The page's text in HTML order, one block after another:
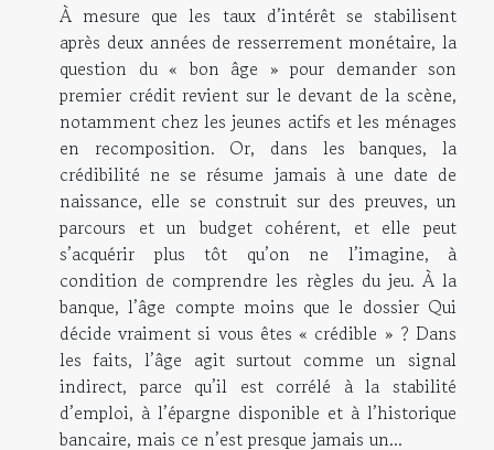
À mesure que les taux d’intérêt se stabilisent
après deux années de resserrement monétaire, la
question du « bon âge » pour demander son
premier crédit revient sur le devant de la scène,
notamment chez les jeunes actifs et les ménages
en recomposition. Or, dans les banques, la
crédibilité ne se résume jamais à une date de
naissance, elle se construit sur des preuves, un
parcours et un budget cohérent, et elle peut
s’acquérir plus tôt qu’on ne l’imagine, à
condition de comprendre les règles du jeu. À la
banque, l’âge compte moins que le dossier Qui
décide vraiment si vous êtes « crédible » ? Dans
les faits, l’âge agit surtout comme un signal
indirect, parce qu’il est corrélé à la stabilité
d’emploi, à l’épargne disponible et à l’historique
bancaire, mais ce n’est presque jamais un...